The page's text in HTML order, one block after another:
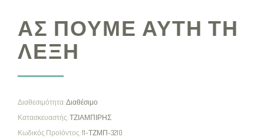
ΑΣ ΠΟΥΜΕ ΑΥΤΗ ΤΗ
ΛΕΞΗ
Διαθεσιμότητα:Διαθέσιμο
Κατασκευαστής:ΤΖΙΑΜΠΙΡΗΣ
Κωδικός Προϊόντος:11-ΤΖΜΠ-3210